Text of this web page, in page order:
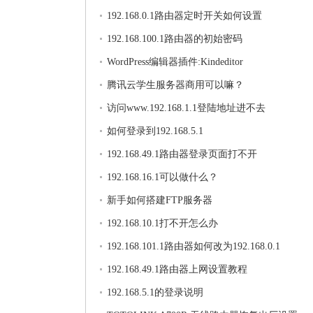
192.168.0.1路由器定时开关如何设置
192.168.100.1路由器的初始密码
WordPress编辑器插件:Kindeditor
腾讯云学生服务器商用可以嘛？
访问www.192.168.1.1登陆地址进不去
如何登录到192.168.5.1
192.168.49.1路由器登录页面打不开
192.168.16.1可以做什么？
新手如何搭建FTP服务器
192.168.10.1打不开怎么办
192.168.101.1路由器如何改为192.168.0.1
192.168.49.1路由器上网设置教程
192.168.5.1的登录说明